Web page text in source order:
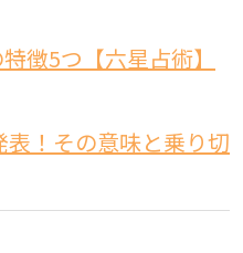
徴5つ【六星占術】
！その意味と乗り切